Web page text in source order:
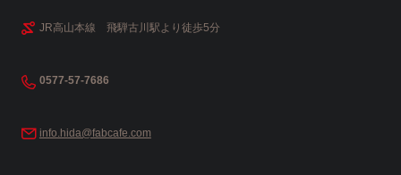
JR高山本線 飛騨古川駅より徒歩5分
0577-57-7686
info.hida@fabcafe.com